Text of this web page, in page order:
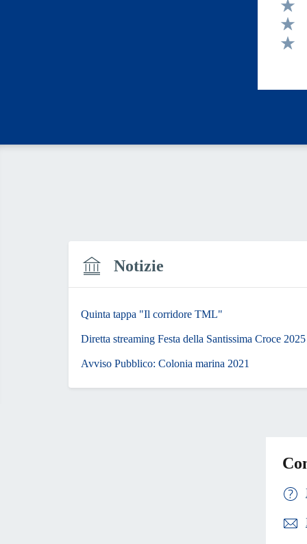
Notizie
Quinta tappa "Il corridore TML"
Diretta streaming Festa della Santissima Croce 2025
Avviso Pubblico: Colonia marina 2021